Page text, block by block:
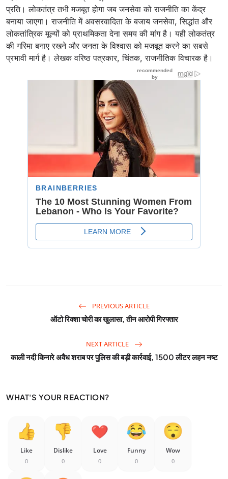
प्रति। लोकतंत्र तभी मजबूत होगा जब जनसेवा को राजनीति का केंद्र
बनाया जाएगा। राजनीति में अवसरवादिता के बजाय जनसेवा, सिद्धांत और
लोकतांत्रिक मूल्यों को प्राथमिकता देना समय की मांग है। यही लोकतंत्र
की गरिमा बनाए रखने और जनता के विश्वास को मजबूत करने का सबसे
प्रभावी मार्ग है। लेखक वरिष्ठ पत्रकार, चिंतक, राजनीतिक विचारक है।
PREVIOUS ARTICLE
ऑटो रिक्शा चोरी का खुलासा, तीन आरोपी गिरफ्तार
NEXT ARTICLE
काली नदी किनारे अवैध शराब पर पुलिस की बड़ी कार्रवाई, 1500 लीटर लहन नष्ट
WHAT'S YOUR REACTION?
Like
0
Dislike
0
Love
0
Funny
0
Wow
0